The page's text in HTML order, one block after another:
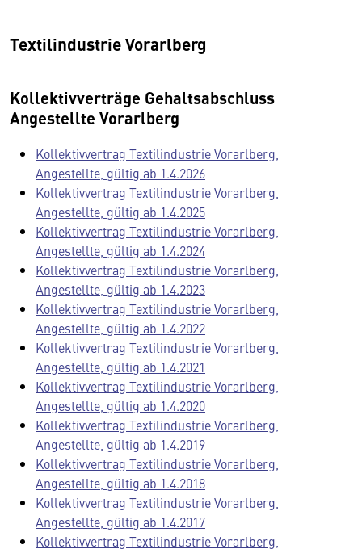
Textilindustrie Vorarlberg
Kollektivverträge Gehaltsabschluss
Angestellte Vorarlberg
Kollektivvertrag Textilindustrie Vorarlberg,
Angestellte, gültig ab 1.4.2026
Kollektivvertrag Textilindustrie Vorarlberg,
Angestellte, gültig ab 1.4.2025
Kollektivvertrag Textilindustrie Vorarlberg,
Angestellte, gültig ab 1.4.2024
Kollektivvertrag Textilindustrie Vorarlberg,
Angestellte, gültig ab 1.4.2023
Kollektivvertrag Textilindustrie Vorarlberg,
Angestellte, gültig ab 1.4.2022
Kollektivvertrag Textilindustrie Vorarlberg,
Angestellte, gültig ab 1.4.2021
Kollektivvertrag Textilindustrie Vorarlberg,
Angestellte, gültig ab 1.4.2020
Kollektivvertrag Textilindustrie Vorarlberg,
Angestellte, gültig ab 1.4.2019
Kollektivvertrag Textilindustrie Vorarlberg,
Angestellte, gültig ab 1.4.2018
Kollektivvertrag Textilindustrie Vorarlberg,
Angestellte, gültig ab 1.4.2017
Kollektivvertrag Textilindustrie Vorarlberg,